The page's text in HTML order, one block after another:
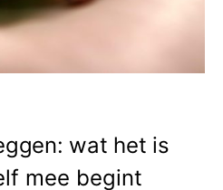
wat het is
mee begint